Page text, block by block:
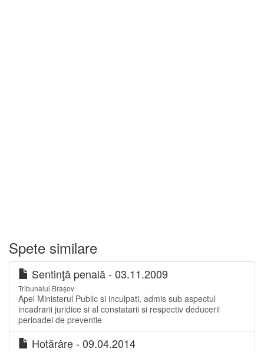
Spete similare
Sentinţă penală - 03.11.2009
Tribunalul Brașov
Apel Ministerul Public si inculpati, admis sub aspectul
incadrarii juridice si al constatarii si respectiv deducerii
perioadei de preventie
Hotărâre - 09.04.2014